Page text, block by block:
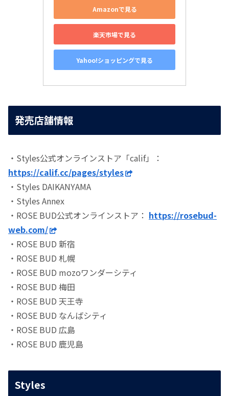
Amazonで見る
楽天市場で見る
Yahoo!ショッピングで見る
発売店舗情報
・Styles公式オンラインストア「calif」：
https://calif.cc/pages/styles
・Styles DAIKANYAMA
・Styles Annex
・ROSE BUD公式オンラインストア： https://rosebud-
web.com/
・ROSE BUD 新宿
・ROSE BUD 札幌
・ROSE BUD mozoワンダーシティ
・ROSE BUD 梅田
・ROSE BUD 天王寺
・ROSE BUD なんばシティ
・ROSE BUD 広島
・ROSE BUD 鹿児島
Styles